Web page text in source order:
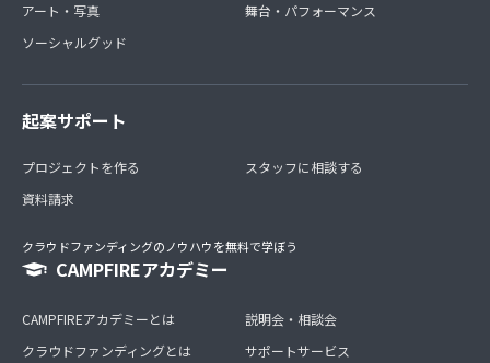
アート・写真
ソーシャルグッド
舞台・パフォーマンス
起案サポート
プロジェクトを作る
資料請求
スタッフに相談する
クラウドファンディングのノウハウを無料で学ぼう
CAMPFIREアカデミー
CAMPFIREアカデミーとは
クラウドファンディングとは
説明会・相談会
サポートサービス